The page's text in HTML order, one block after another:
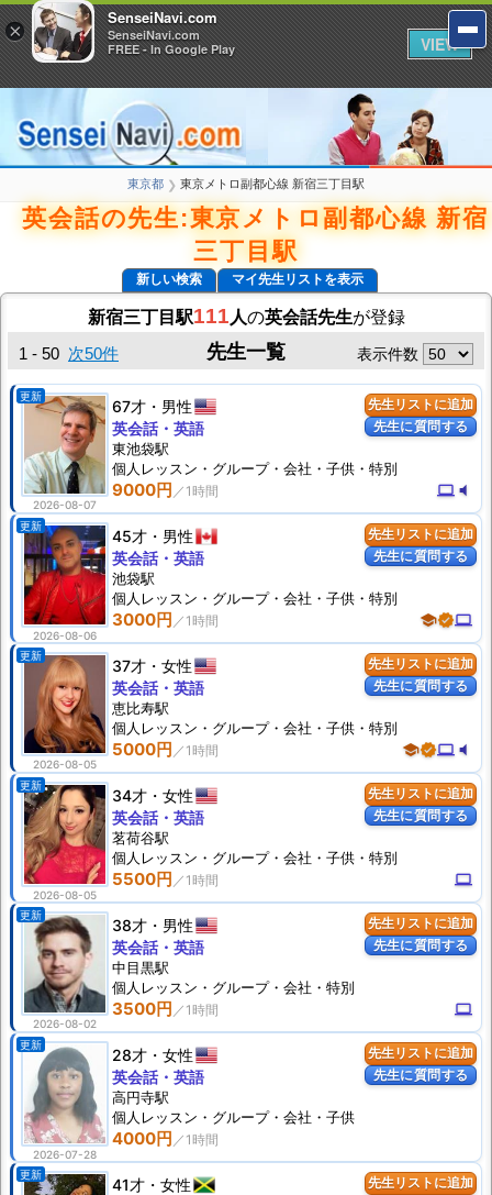
東京都 ❯ 東京メトロ副都心線 新宿三丁目駅
英会話の先生:東京メトロ副都心線 新宿
三丁目駅
新しい検索 マイ先生リストを表示
新宿三丁目駅111 人の英会話先生が登録
先生一覧
1 - 50 次50件 表示件数
先生リストに追加
先生に質問する
更新
2026-08-07
67才 男性
9000円 computer volume_mute
英会話・英語
東池袋駅
個人 レッスン ・グループ・会社・子供・特別
先生リストに追加
先生に質問する
更新
2026-08-06
45才 男性
3000円 schoolverifiedcomputer
英会話・英語
池袋駅
個人 レッスン ・グループ・会社・子供・特別
先生リストに追加
先生に質問する
更新
2026-08-05
37才 女性
5000円 schoolverifiedcomputer volume_mute
英会話・英語
恵比寿駅
個人 レッスン ・グループ・会社・子供・特別
先生リストに追加
先生に質問する
更新
2026-08-05
34才 女性
5500円 computer
英会話・英語
茗荷谷駅
個人 レッスン ・グループ・会社・子供・特別
先生リストに追加
先生に質問する
更新
2026-08-02
38才 男性
3500円 computer
英会話・英語
中目黒駅
個人 レッスン ・グループ・会社・特別
先生リストに追加
先生に質問する
更新
2026-07-28
28才 女性
4000円
英会話・英語
高円寺駅
個人 レッスン ・グループ・会社・子供
先生リストに追加
更新
41才 女性
×
SenseiNavi.com
SenseiNavi.com
FREE - In Google Play
VIEW
×
SenseiNavi.com
SenseiNavi.com
FREE - In Google Play
VIEW